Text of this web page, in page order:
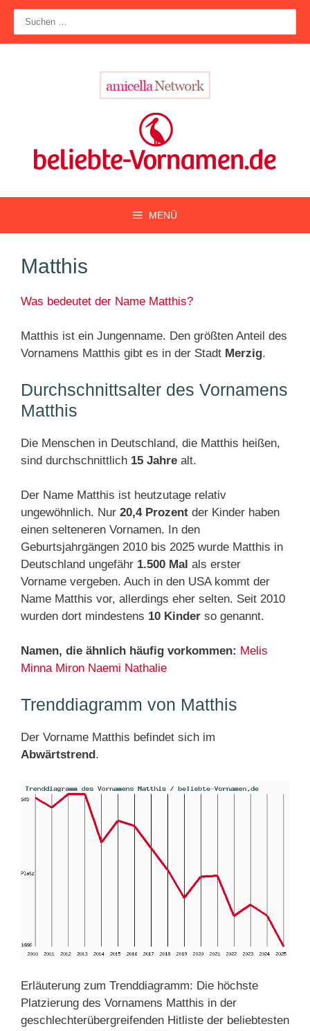
Zum
Inhalt
springen
nach:
MENÜ
Matthis
Was bedeutet der Name Matthis?
Matthis ist ein Jungenname. Den größten Anteil des
Vornamens Matthis gibt es in der Stadt Merzig.
Durchschnittsalter des Vornamens
Matthis
Die Menschen in Deutschland, die Matthis heißen,
sind durchschnittlich 15 Jahre alt.
Der Name Matthis ist heutzutage relativ
ungewöhnlich. Nur 20,4 Prozent der Kinder haben
einen selteneren Vornamen. In den
Geburtsjahrgängen 2010 bis 2025 wurde Matthis in
Deutschland ungefähr 1.500 Mal als erster
Vorname vergeben. Auch in den USA kommt der
Name Matthis vor, allerdings eher selten. Seit 2010
wurden dort mindestens 10 Kinder so genannt.
Namen, die ähnlich häufig vorkommen: Melis
Minna Miron Naemi Nathalie
Trenddiagramm von Matthis
Der Vorname Matthis befindet sich im
Abwärtstrend.
Erläuterung zum Trenddiagramm: Die höchste
Platzierung des Vornamens Matthis in der
geschlechterübergreifenden Hitliste der beliebtesten